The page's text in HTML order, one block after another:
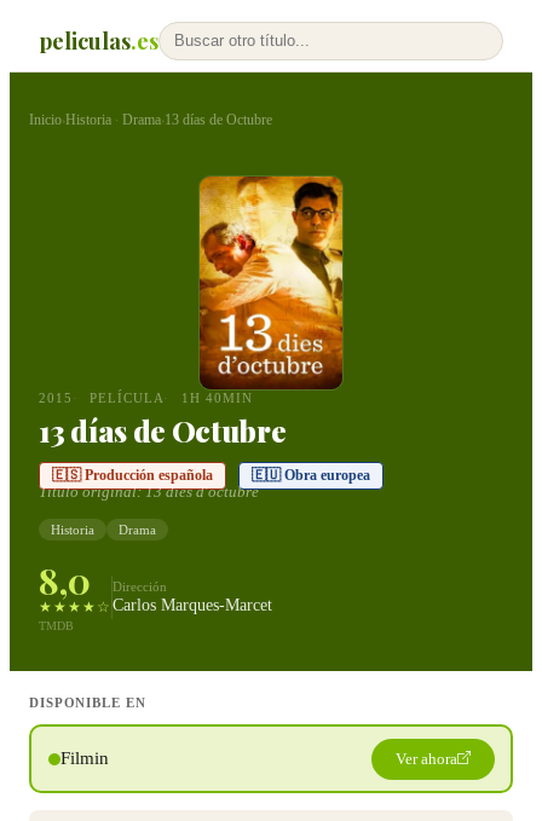
peliculas.es
Inicio›Historia · Drama›13 días de Octubre
2015 PELÍCULA 1H 40MIN
13 días de Octubre
🇪🇸 Producción española 🇪🇺 Obra europea
Título original:13 dies d'octubre
Historia Drama
8,0
★★★★☆
TMDB
Dirección
Carlos Marques-Marcet
DISPONIBLE EN
Filmin Ver ahora